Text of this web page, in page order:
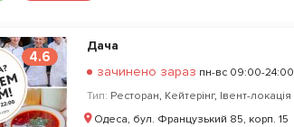
4.6
Дача
зачинено зараз пн-вс 09:00-24:00
Тип: Ресторан, Кейтерінг, Івент-локація
Одеса, бул. Французький 85, корп. 15